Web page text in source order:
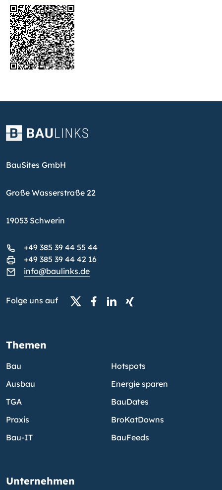
BauSites GmbH
Große Wasserstraße 22
19053 Schwerin
+49 385 39 44 55 44
+49 385 39 44 42 16
info@baulinks.de
Folge uns auf
Themen
Bau
Ausbau
TGA
Praxis
Bau-IT
Hotspots
Energie sparen
BauDates
BroKatDowns
BauFeeds
Unternehmen